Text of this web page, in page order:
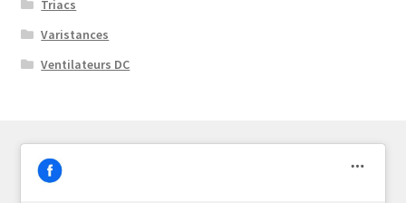
Triacs
Varistances
Ventilateurs DC